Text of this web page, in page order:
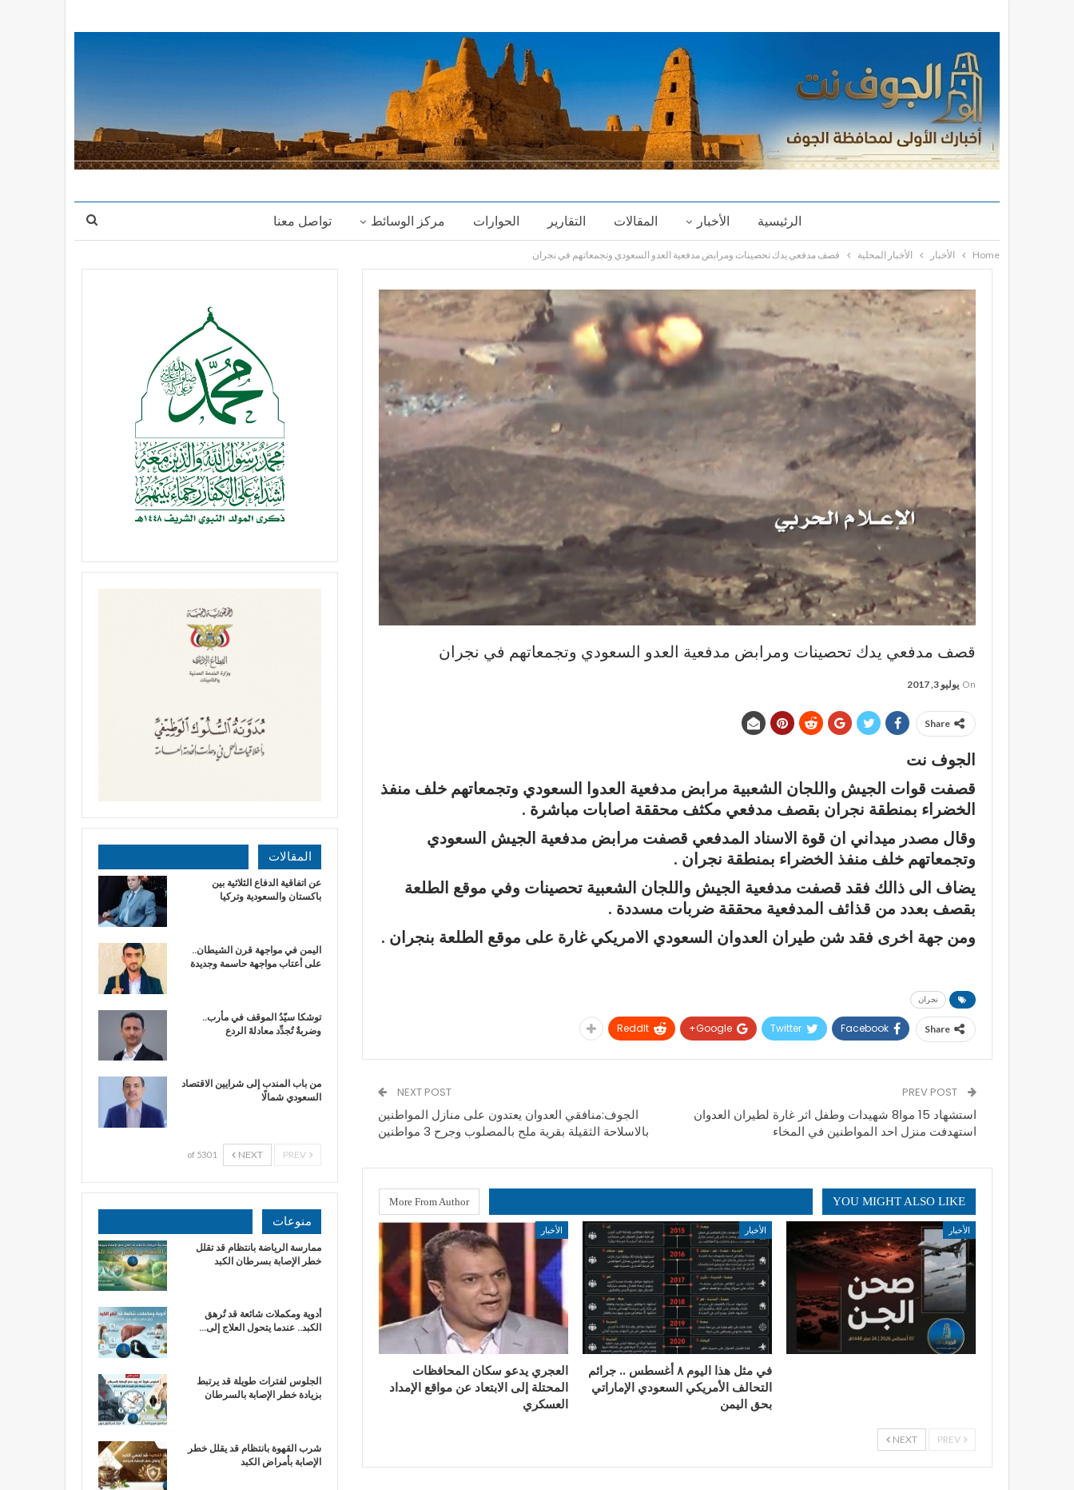
الرئيسية الأخبار المقالات التقارير الحوارات مركز الوسائط تواصل معنا
Home الأخبار الأخبار المحلية قصف مدفعي يدك تحصينات ومرابض مدفعية العدو السعودي وتجمعاتهم في نجران
قصف مدفعي يدك تحصينات ومرابض مدفعية العدو السعودي وتجمعاتهم في نجران
On يوليو 3, 2017
Share
الجوف نت
قصفت قوات الجيش واللجان الشعبية مرابض مدفعية العدوا السعودي وتجمعاتهم خلف منفذ
الخضراء بمنطقة نجران بقصف مدفعي مكثف محققة اصابات مباشرة .
وقال مصدر ميداني ان قوة الاسناد المدفعي قصفت مرابض مدفعية الجيش السعودي
وتجمعاتهم خلف منفذ الخضراء بمنطقة نجران .
يضاف الى ذالك فقد قصفت مدفعية الجيش واللجان الشعبية تحصينات وفي موقع الطلعة
بقصف بعدد من قذائف المدفعية محققة ضربات مسددة .
ومن جهة اخرى فقد شن طيران العدوان السعودي الامريكي غارة على موقع الطلعة بنجران .
نجران
Share
Facebook
Twitter
Google+
ReddIt
استشهاد 15 موا8 شهيدات وطفل اثر غارة لطيران العدوان
استهدفت منزل احد المواطنين في المخاء
NEXT POST
الجوف:منافقي العدوان يعتدون على منازل المواطنين
بالاسلاحة الثقيلة بقرية ملح بالمصلوب وجرح 3 مواطنين
YOU MIGHT ALSO LIKE
More From Author
الأخبار الأخبار
في مثل هذا اليوم ٨ أغسطس .. جرائم
التحالف الأمريكي السعودي الإماراتي
بحق اليمن
الأخبار
العجري يدعو سكان المحافظات
المحتلة إلى الابتعاد عن مواقع الإمداد
العسكري
NEXT
المقالات
عن اتفاقية الدفاع الثلاثية بين
باكستان والسعودية وتركيا
اليمن في مواجهة قرن الشيطان..
على أعتاب مواجهة حاسمة وجديدة
توشكا سيّدُ الموقف في مأرب..
وضربةٌ تُجدِّد معادلةَ الردع
من باب المندب إلى شرايين الاقتصاد
السعودي شمالًا
NEXT
1 of 530
منوعات
ممارسة الرياضة بانتظام قد تقلل
خطر الإصابة بسرطان الكبد
أدوية ومكملات شائعة قد تُرهق
الكبد.. عندما يتحول العلاج إلى…
الجلوس لفترات طويلة قد يرتبط
بزيادة خطر الإصابة بالسرطان
شرب القهوة بانتظام قد يقلل خطر
الإصابة بأمراض الكبد